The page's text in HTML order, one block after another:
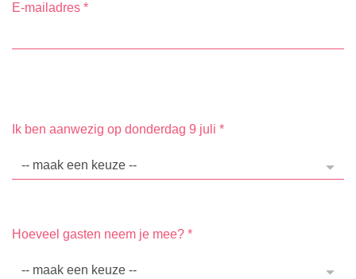
E-mailadres *
Ik ben aanwezig op donderdag 9 juli *
Hoeveel gasten neem je mee? *